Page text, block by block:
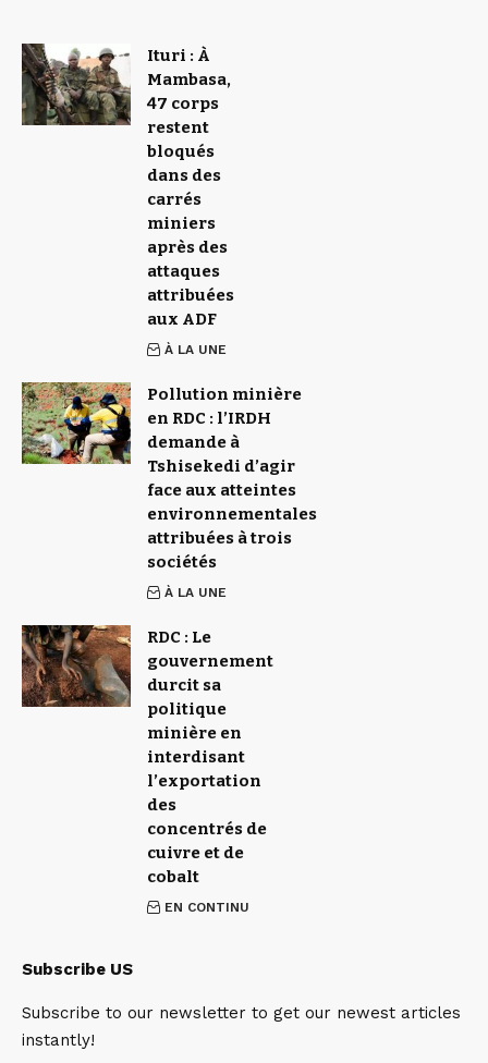
Ituri : À
Mambasa,
47 corps
restent
bloqués
dans des
carrés
miniers
après des
attaques
attribuées
aux ADF
À LA UNE
Pollution minière
en RDC : l’IRDH
demande à
Tshisekedi d’agir
face aux atteintes
environnementales
attribuées à trois
sociétés
À LA UNE
RDC : Le
gouvernement
durcit sa
politique
minière en
interdisant
l’exportation
des
concentrés de
cuivre et de
cobalt
EN CONTINU
Subscribe US
Subscribe to our newsletter to get our newest articles
instantly!